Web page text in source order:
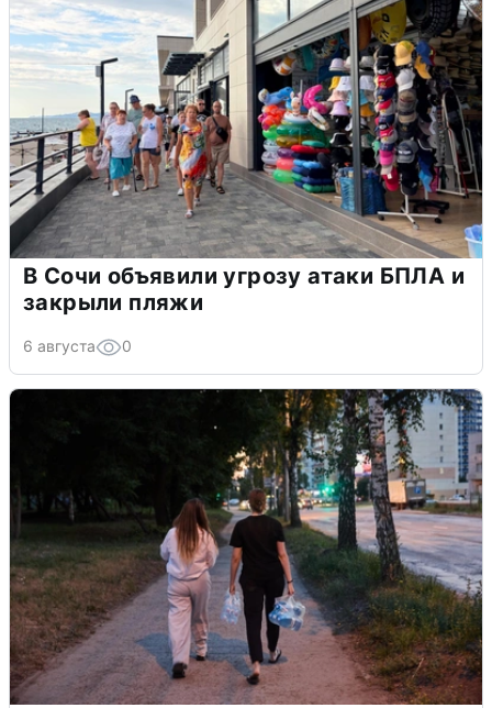
В Сочи объявили угрозу атаки БПЛА и
закрыли пляжи
6 августа 0